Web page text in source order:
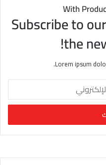
With
Subscribe to
the
Lorem ipsum